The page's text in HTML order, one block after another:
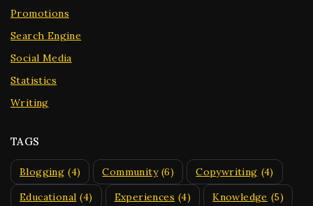
Promotions
Search Engine
Social Media
Statistics
Writing
TAGS
Blogging (4) Community (6) Copywriting (4)
Educational (4) Experiences (4) Knowledge (5)